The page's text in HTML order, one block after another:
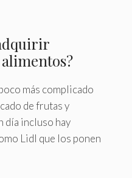
más complicado
de frutas y
día incluso hay
Lidl que los ponen